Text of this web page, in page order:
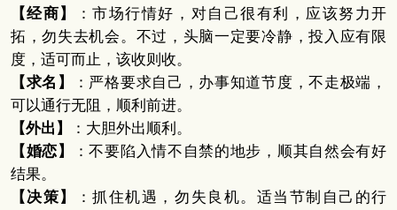
【经商】
：市场行情好，对自己很有利，应该努力开
拓，勿失去机会。不过，头脑一定要冷静，投入应有限
度，适可而止，该收则收。
【求名】
：严格要求自己，办事知道节度，不走极端，
可以通行无阻，顺利前进。
【外出】
：大胆外出顺利。
【婚恋】
：不要陷入情不自禁的地步，顺其自然会有好
结果。
【决策】
：抓住机遇，勿失良机。适当节制自己的行